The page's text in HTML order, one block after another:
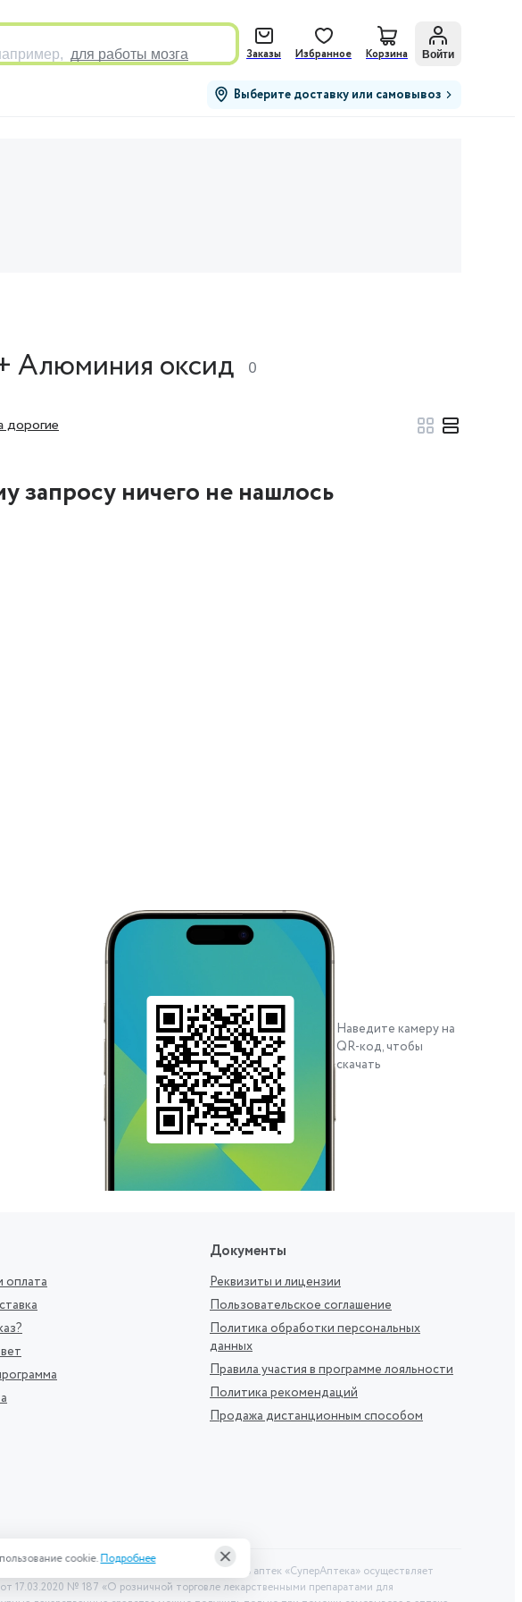
для работы мозга Заказы Избранное Корзина Войти
Выберите доставку или самовывоз
Алюминия оксид 0
дорогие
запросу ничего не нашлось
Наведите камеру на
QR-код, чтобы
скачать
оплата
Документы
Реквизиты и лицензии
Пользовательское соглашение
Политика обработки персональных
данных
Правила участия в программе лояльности
Политика рекомендаций
Продажа дистанционным способом
и не является публичной офертой. Сеть аптек «СуперАптека» осуществляет
17.03.2020 № 187 «О розничной торговле лекарственными препаратами для
cookie. Подробнее